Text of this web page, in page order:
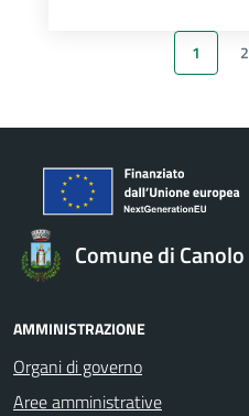
1 2
Comune di Canolo
AMMINISTRAZIONE
Organi di governo
Aree amministrative